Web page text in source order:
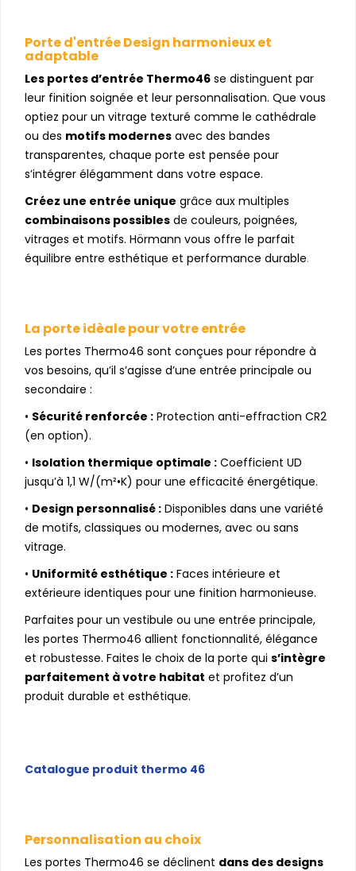
Porte d'entrée Design harmonieux et
adaptable
Les portes d’entrée Thermo46 se distinguent par
leur finition soignée et leur personnalisation. Que vous
optiez pour un vitrage texturé comme le cathédrale
ou des motifs modernes avec des bandes
transparentes, chaque porte est pensée pour
s’intégrer élégamment dans votre espace.
Créez une entrée unique grâce aux multiples
combinaisons possibles de couleurs, poignées,
vitrages et motifs. Hörmann vous offre le parfait
équilibre entre esthétique et performance durable.
La porte idèale pour votre entrée
Les portes Thermo46 sont conçues pour répondre à
vos besoins, qu’il s’agisse d’une entrée principale ou
secondaire :
• Sécurité renforcée : Protection anti-effraction CR2
(en option).
• Isolation thermique optimale : Coefficient UD
jusqu’à 1,1 W/(m²•K) pour une efficacité énergétique.
• Design personnalisé : Disponibles dans une variété
de motifs, classiques ou modernes, avec ou sans
vitrage.
• Uniformité esthétique : Faces intérieure et
extérieure identiques pour une finition harmonieuse.
Parfaites pour un vestibule ou une entrée principale,
les portes Thermo46 allient fonctionnalité, élégance
et robustesse. Faites le choix de la porte qui s’intègre
parfaitement à votre habitat et profitez d’un
produit durable et esthétique.
Catalogue produit thermo 46
Personnalisation au choix
Les portes Thermo46 se déclinent dans des designs